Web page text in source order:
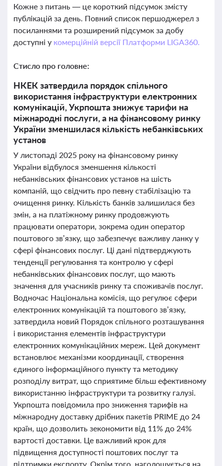
Кожне з питань — це короткий підсумок змісту
публікацій за день. Повний список першоджерел з
посиланнями та розширений підсумок за добу
доступні у комерційній версії Платформи LIGA360.
Стисло про головне:
НКЕК затвердила порядок спільного
використання інфраструктури електронних
комунікацій, Укрпошта знижує тарифи на
міжнародні послуги, а на фінансовому ринку
України зменшилася кількість небанківських
установ
У листопаді 2025 року на фінансовому ринку
України відбулося зменшення кількості
небанківських фінансових установ на шість
компаній, що свідчить про певну стабілізацію та
очищення ринку. Кількість банків залишилася без
змін, а на платіжному ринку продовжують
працювати оператори, зокрема один оператор
поштового зв’язку, що забезпечує важливу ланку у
сфері фінансових послуг. Ці дані підтверджують
тенденції регулювання та контролю у сфері
небанківських фінансових послуг, що мають
значення для учасників ринку та споживачів послуг.
Водночас Національна комісія, що регулює сфери
електронних комунікацій та поштового зв’язку,
затвердила новий Порядок спільного розташування
і використання елементів інфраструктури
електронних комунікаційних мереж. Цей документ
встановлює механізми координації, створення
єдиного інформаційного пункту та методику
розподілу витрат, що сприятиме більш ефективному
використанню інфраструктури та розвитку галузі.
Укрпошта повідомила про зниження тарифів на
міжнародну доставку дрібних пакетів PRIME до 24
країн, що дозволить зекономити від 11% до 24%
вартості доставки. Це важливий крок для
підвищення доступності поштових послуг та
підтримки експорту. Окрім того, наголошується на